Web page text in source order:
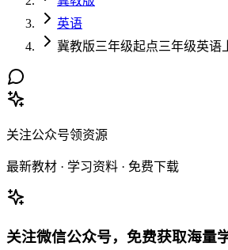
英语
冀教版三年级起点三年级英语
关注公众号领资源
最新教材 · 学习资料 · 免费下载
关注微信公众号，免费获取海量